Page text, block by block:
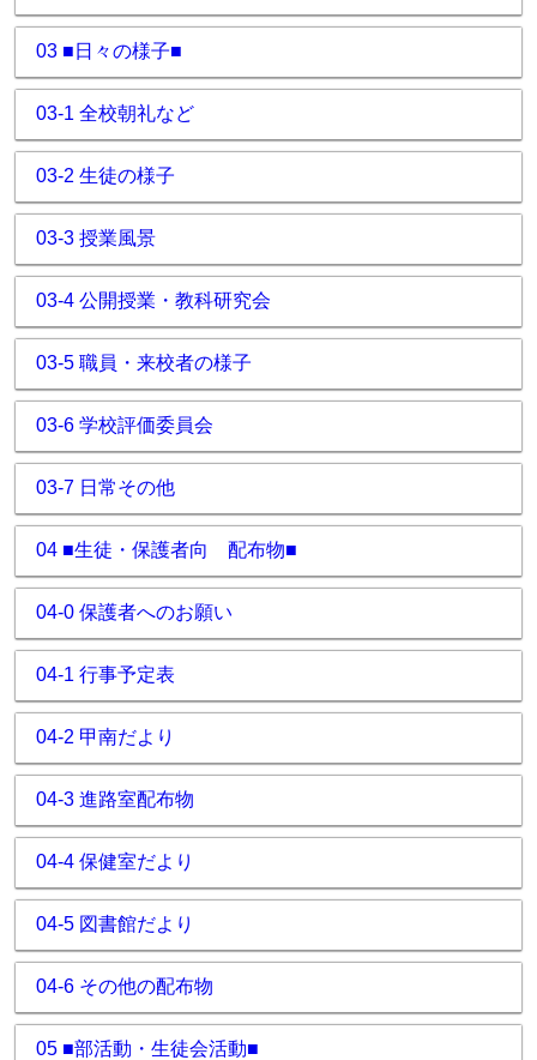
03 ■日々の様子■
03-1 全校朝礼など
03-2 生徒の様子
03-3 授業風景
03-4 公開授業・教科研究会
03-5 職員・来校者の様子
03-6 学校評価委員会
03-7 日常その他
04 ■生徒・保護者向 配布物■
04-0 保護者へのお願い
04-1 行事予定表
04-2 甲南だより
04-3 進路室配布物
04-4 保健室だより
04-5 図書館だより
04-6 その他の配布物
05 ■部活動・生徒会活動■